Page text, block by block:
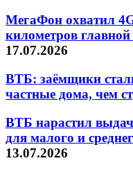
МегаФон охватил
километров
17.07.2026
ВТБ: заёмщики
частные дома, чем
ВТБ нарастил
для малого и
13.07.2026